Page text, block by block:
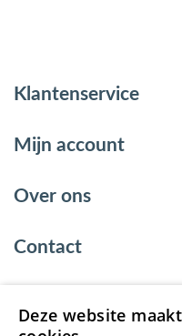
Klantenservice
Mijn account
Over ons
Contact
©
Deze website